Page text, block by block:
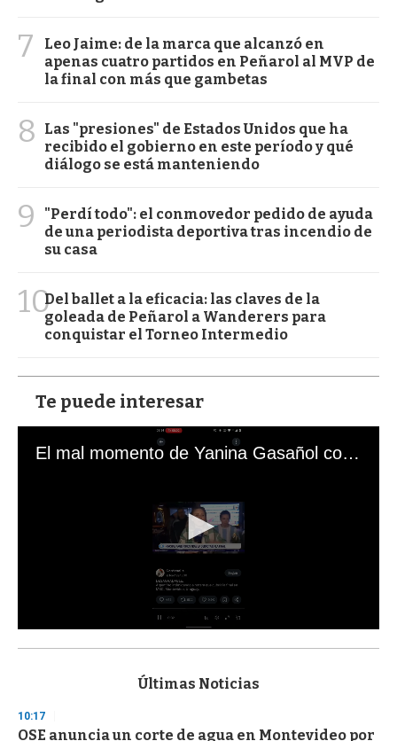
7
Leo Jaime: de la marca que alcanzó en
apenas cuatro partidos en Peñarol al MVP de
la final con más que gambetas
8
Las "presiones" de Estados Unidos que ha
recibido el gobierno en este período y qué
diálogo se está manteniendo
9
"Perdí todo": el conmovedor pedido de ayuda
de una periodista deportiva tras incendio de
su casa
10Del ballet a la eficacia: las claves de la
goleada de Peñarol a Wanderers para
conquistar el Torneo Intermedio
Te puede interesar
El mal momento de Yanina Gasañol con un hincha argentino en "Subrayado"
s
d
s
Últimas Noticias
10:17
OSE anuncia un corte de agua en Montevideo por